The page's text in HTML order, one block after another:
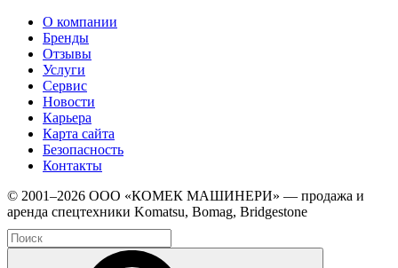
О компании
Бренды
Отзывы
Услуги
Сервис
Новости
Карьера
Карта сайта
Безопасность
Контакты
© 2001–2026 ООО «КОМЕК МАШИНЕРИ» — продажа и
аренда спецтехники Komatsu, Bomag, Bridgestone